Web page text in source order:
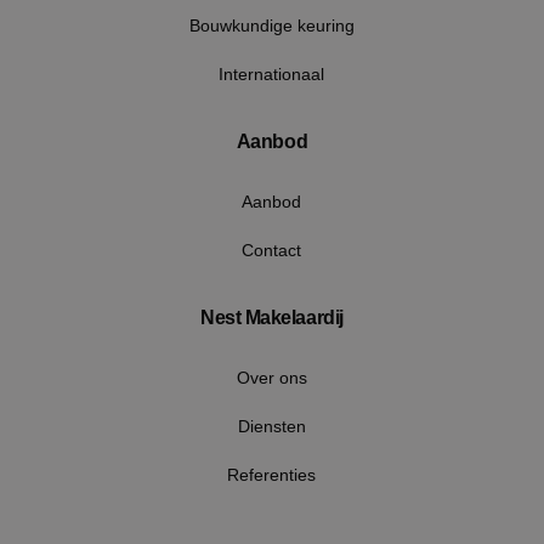
Bouwkundige keuring
Internationaal
Aanbod
Aanbod
Contact
Nest Makelaardij
Over ons
Diensten
Referenties
.youtube.com
Google Privacy Policy